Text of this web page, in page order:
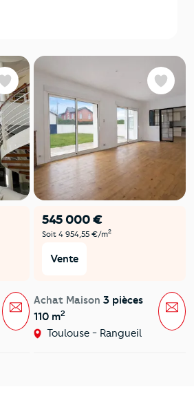
Favoris
Message
545 000 €
Soit 4 954,55 €/m2
Vente
Achat Maison 3 pièces
110 m2
Toulouse - Rangueil
Favoris